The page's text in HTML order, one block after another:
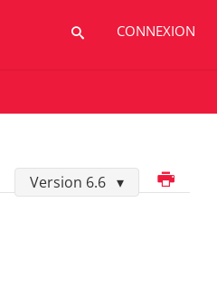
CONNEXION
Version 6.6Imprimer